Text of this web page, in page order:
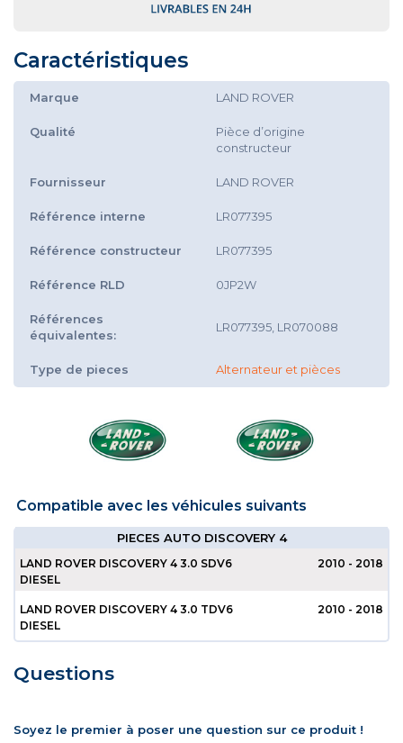
Caractéristiques
Marque LAND ROVER
Qualité
Pièce d’origine
constructeur
Fournisseur LAND ROVER
Référence interne LR077395
Référence constructeur LR077395
Référence RLD 0JP2W
Références
équivalentes:
LR077395, LR070088
Type de pieces Alternateur et pièces
Compatible avec les véhicules suivants
PIECES AUTO DISCOVERY 4
LAND ROVER DISCOVERY 4 3.0 SDV6
DIESEL
2010 - 2018
LAND ROVER DISCOVERY 4 3.0 TDV6
DIESEL
2010 - 2018
Questions
Soyez le premier à poser une question sur ce produit !